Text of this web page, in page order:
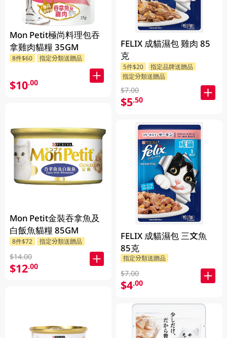
Mon Petit極尚料理包吞
拿雞肉貓糧 35GM
8件$60 指定分類送贈品
$10.00
Mon Petit金裝吞拿魚及
白飯魚貓糧 85GM
8件$72 指定分類送贈品
$14.00
$12.00
FELIX 成貓濕包 雞肉 85
克
5件$20
指定品牌送贈品
指定分類送贈品
$7.00
$5.50
FELIX 成貓濕包 三文魚
85克
指定分類送贈品
$7.00
$4.00